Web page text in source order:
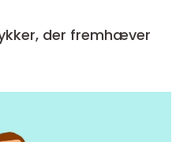
der fremhæver